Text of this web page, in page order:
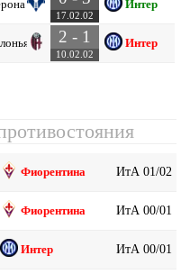
17.02.02
Интер
2 - 1
10.02.02
Интер
Фиорентина ИтА 01/02
Фиорентина ИтА 00/01
Интер ИтА 00/01